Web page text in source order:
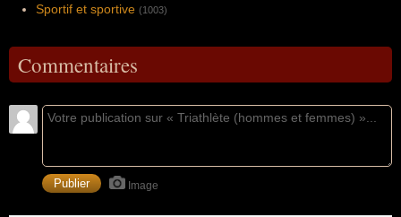
Sportif et sportive (1003)
Commentaires
Image